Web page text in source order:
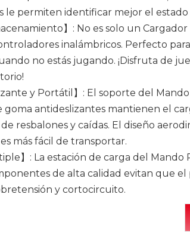
le permiten identificar mejor el
】: No es solo un
inalámbricos. Perfecto
no estás jugando. ¡Disfruta de
y Portátil】: El soporte del
goma antideslizantes mantienen el
resbalones y caídas. El diseño
más fácil de transportar.
】: La estación de carga del
de alta calidad evitan que
y cortocircuito.